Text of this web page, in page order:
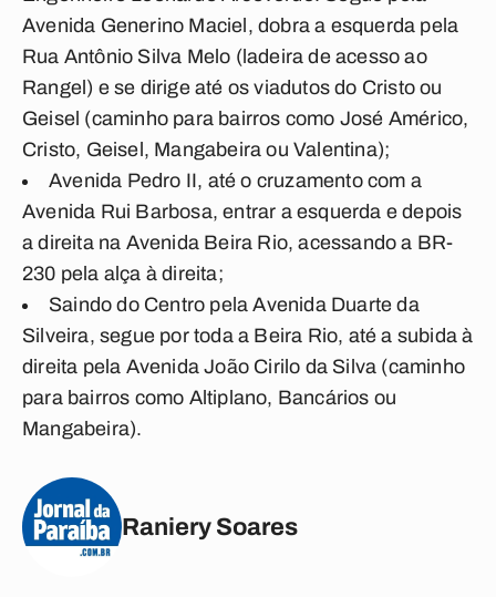
Avenida Generino Maciel, dobra a esquerda pela
Rua Antônio Silva Melo (ladeira de acesso ao
Rangel) e se dirige até os viadutos do Cristo ou
Geisel (caminho para bairros como José Américo,
Cristo, Geisel, Mangabeira ou Valentina);
Avenida Pedro II, até o cruzamento com a
Avenida Rui Barbosa, entrar a esquerda e depois
a direita na Avenida Beira Rio, acessando a BR-
230 pela alça à direita;
Saindo do Centro pela Avenida Duarte da
Silveira, segue por toda a Beira Rio, até a subida à
direita pela Avenida João Cirilo da Silva (caminho
para bairros como Altiplano, Bancários ou
Mangabeira).
Raniery Soares